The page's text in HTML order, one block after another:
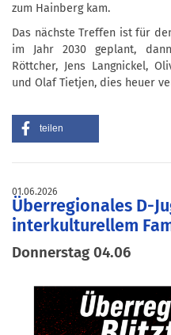
zum Hainberg kam.
Das nächste Treffen ist für
im Jahr 2030 geplant,
Röttcher, Jens Langnickel,
und Olaf Tietjen, dies heuer
teilen
01.06.2026
Überregionales D-
interkulturellem
Donnerstag 04.06